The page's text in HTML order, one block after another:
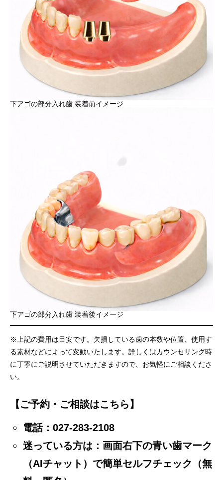
下アゴの部分入れ歯 装着前イメージ
下アゴの部分入れ歯 装着後イメージ
※上記の費用は目安です。欠損している歯の本数や位置、使用す
る素材などによって変動いたします。詳しくはカウンセリング時
に丁寧にご説明させていただきますので、お気軽にご相談くださ
い。
【ご予約・ご相談はこちら】
電話： 027-283-2108
迷っている方は：画面右下の青い歯マーク
（AIチャット）で簡単セルフチェック（無